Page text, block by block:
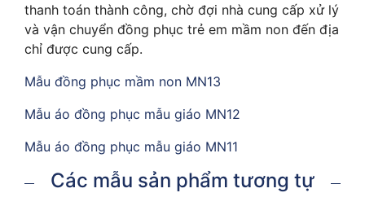
thanh toán thành công, chờ đợi nhà cung cấp xử lý
và vận chuyển đồng phục trẻ em mầm non đến địa
chỉ được cung cấp.
Mẫu đồng phục mầm non MN13
Mẫu áo đồng phục mẫu giáo MN12
Mẫu áo đồng phục mẫu giáo MN11
Các mẫu sản phẩm tương tự